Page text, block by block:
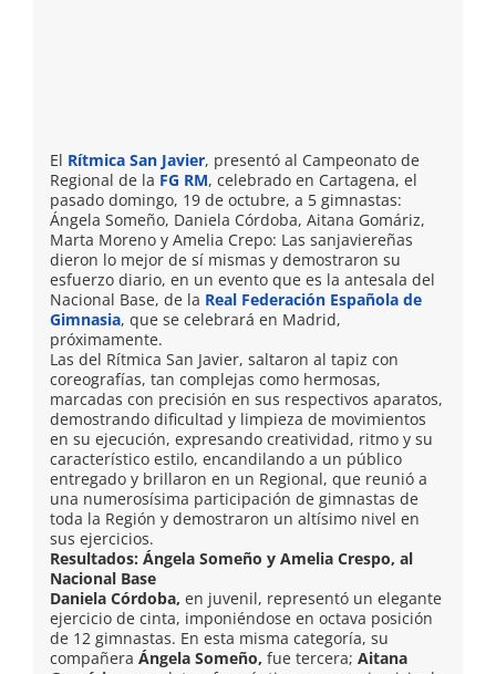
El Rítmica San Javier, presentó al Campeonato de
Regional de la FG RM, celebrado en Cartagena, el
pasado domingo, 19 de octubre, a 5 gimnastas:
Ángela Someño, Daniela Córdoba, Aitana Gomáriz,
Marta Moreno y Amelia Crepo: Las sanjaviereñas
dieron lo mejor de sí mismas y demostraron su
esfuerzo diario, en un evento que es la antesala del
Nacional Base, de la Real Federación Española de
Gimnasia, que se celebrará en Madrid,
próximamente.
Las del Rítmica San Javier, saltaron al tapiz con
coreografías, tan complejas como hermosas,
marcadas con precisión en sus respectivos aparatos,
demostrando dificultad y limpieza de movimientos
en su ejecución, expresando creatividad, ritmo y su
característico estilo, encandilando a un público
entregado y brillaron en un Regional, que reunió a
una numerosísima participación de gimnastas de
toda la Región y demostraron un altísimo nivel en
sus ejercicios.
Resultados: Ángela Someño y Amelia Crespo, al
Nacional Base
Daniela Córdoba, en juvenil, representó un elegante
ejercicio de cinta, imponiéndose en octava posición
de 12 gimnastas. En esta misma categoría, su
compañera Ángela Someño, fue tercera; Aitana